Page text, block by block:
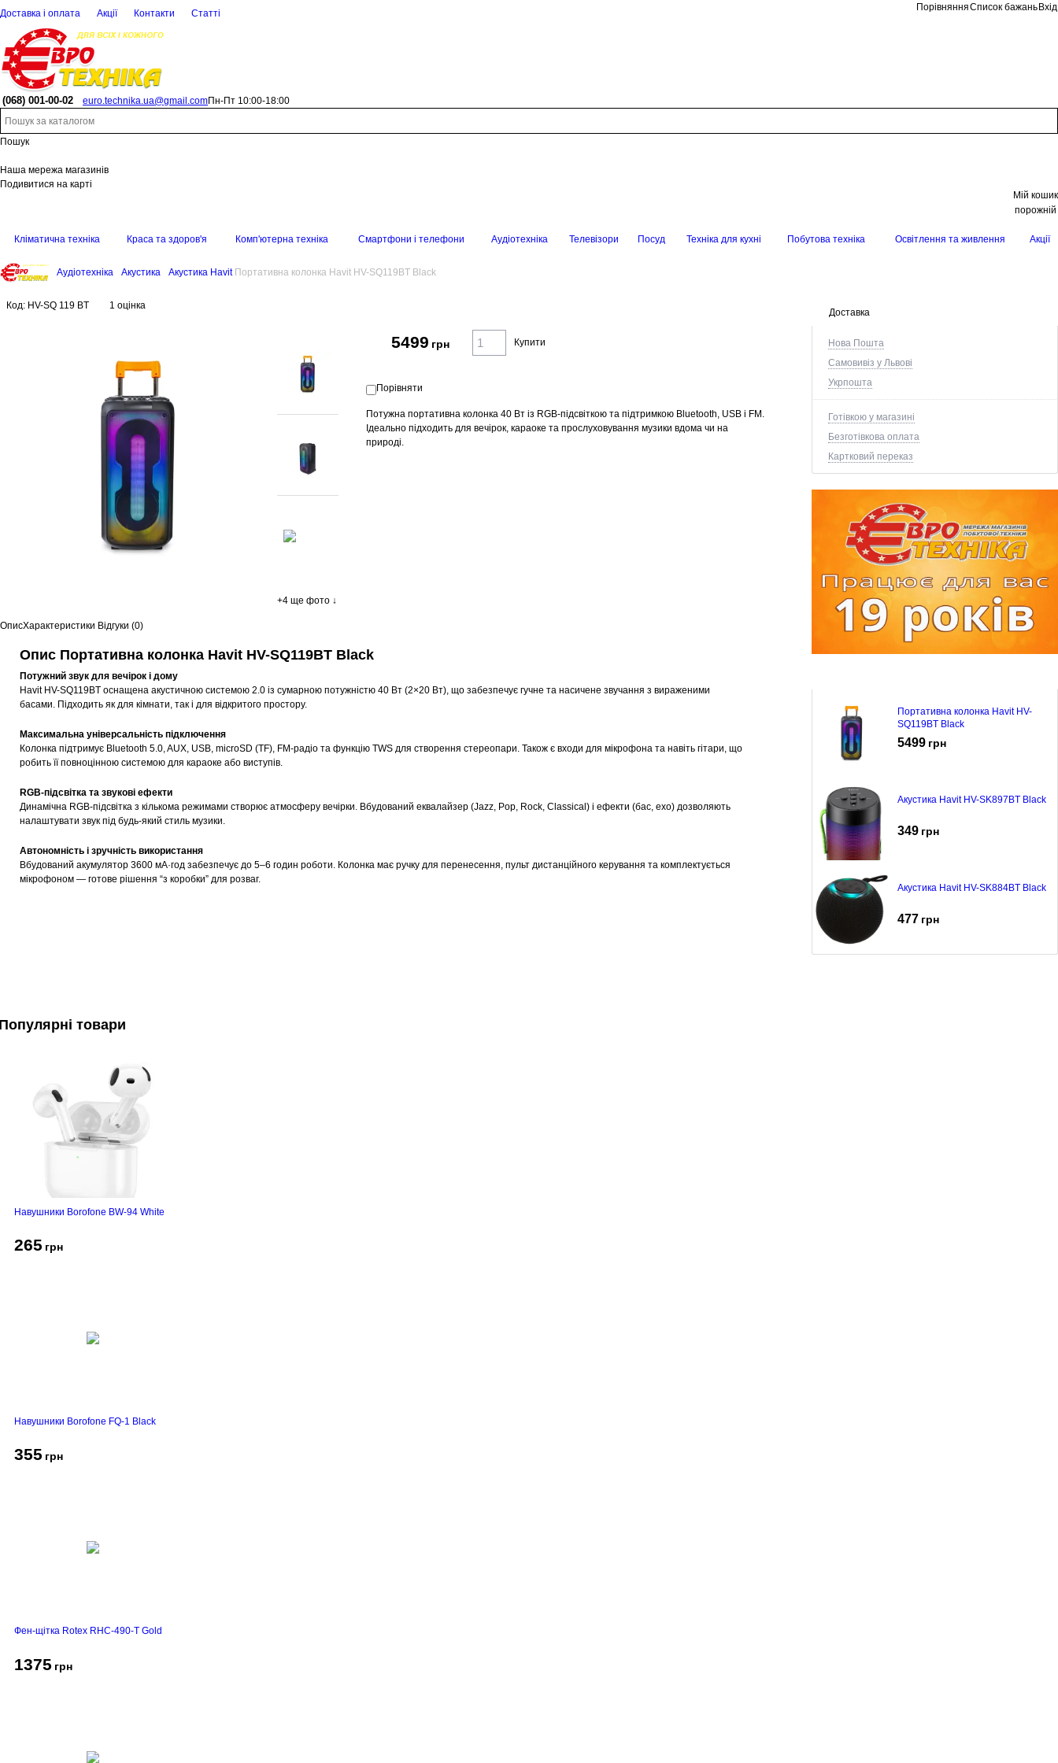
Доставка і оплата Акції Контакти Статті
ПорівнянняСписок бажань Вхід
(068) 001-00-02 euro.technika.ua@gmail.comПн-Пт 10:00-18:00
Пошук
Наша мережа магазинів
Подивитися на карті
Мій кошик
порожній
Кліматична техніка Краса та здоров'я Комп'ютерна техніка Смартфони і телефони Аудіотехніка Телевізори Посуд Техніка для кухні Побутова техніка Освітлення та живлення Акції
Аудіотехніка Акустика Акустика Havit Портативна колонка Havit HV-SQ119BT Black
Доставка
Нова Пошта
Самовивіз у Львові
Укрпошта
Готівкою у магазині
Безготівкова оплата
Картковий переказ
Портативна колонка Havit HV-
SQ119BT Black
5499 грн
Акустика Havit HV-SK897BT Black
349 грн
Акустика Havit HV-SK884BT Black
477 грн
Код: HV-SQ 119 BT 1 оцінка
+4 ще фото ↓
5499 грн Купити
Порівняти
Потужна портативна колонка 40 Вт із RGB-підсвіткою та підтримкою Bluetooth, USB і FM.
Ідеально підходить для вечірок, караоке та прослуховування музики вдома чи на
природі.
ОписХарактеристики Відгуки (0)
Опис Портативна колонка Havit HV-SQ119BT Black
Потужний звук для вечірок і дому
Havit HV-SQ119BT оснащена акустичною системою 2.0 із сумарною потужністю 40 Вт (2×20 Вт), що забезпечує гучне та насичене звучання з вираженими
басами. Підходить як для кімнати, так і для відкритого простору.
Максимальна універсальність підключення
Колонка підтримує Bluetooth 5.0, AUX, USB, microSD (TF), FM-радіо та функцію TWS для створення стереопари. Також є входи для мікрофона та навіть гітари, що
робить її повноцінною системою для караоке або виступів.
RGB-підсвітка та звукові ефекти
Динамічна RGB-підсвітка з кількома режимами створює атмосферу вечірки. Вбудований еквалайзер (Jazz, Pop, Rock, Classical) і ефекти (бас, ехо) дозволяють
налаштувати звук під будь-який стиль музики.
Автономність і зручність використання
Вбудований акумулятор 3600 мА·год забезпечує до 5–6 годин роботи. Колонка має ручку для перенесення, пульт дистанційного керування та комплектується
мікрофоном — готове рішення “з коробки” для розваг.
товари
Навушники Borofone BW-94 White
265 грн
Навушники Borofone FQ-1 Black
355 грн
Фен-щітка Rotex RHC-490-T Gold
1375 грн